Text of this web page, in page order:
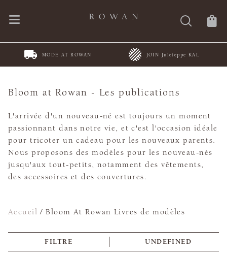
MODE AT ROWAN JOIN Juleteppe KAL
Bloom at Rowan - Les publications
L'arrivée d'un nouveau-né est toujours un moment
passionnant dans notre vie, et c'est l'occasion idéale
pour tricoter un cadeau pour les nouveaux parents.
Nous proposons des modèles pour les nouveau-nés
jusqu'aux tout-petits, notamment des vêtements,
des accessoires et des couvertures.
Accueil /Bloom At Rowan Livres de modèles
FILTRE UNDEFINED